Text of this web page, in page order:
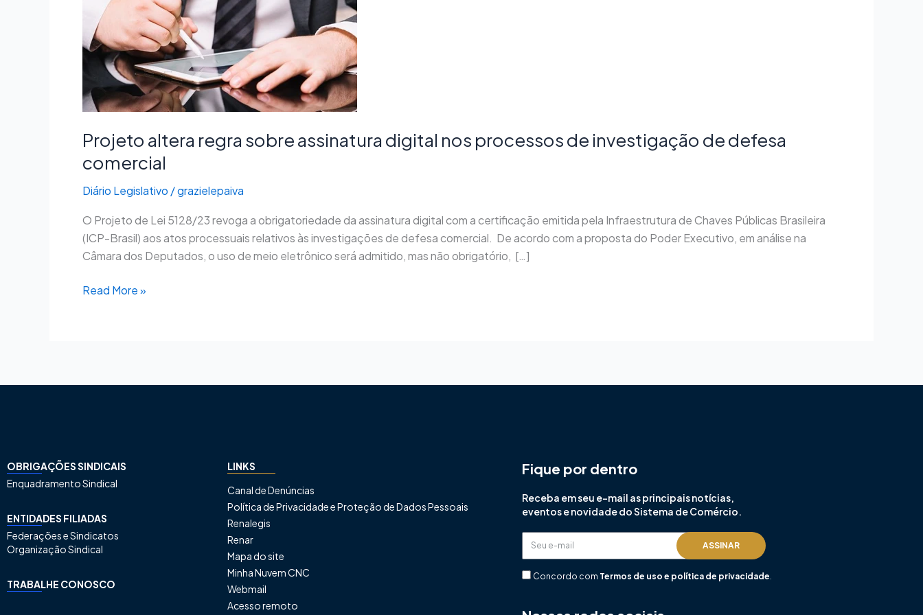
Projeto altera regra sobre assinatura digital nos processos de investigação de defesa
comercial
Diário Legislativo /grazielepaiva
O Projeto de Lei 5128/23 revoga a obrigatoriedade da assinatura digital com a certificação emitida pela Infraestrutura de Chaves Públicas Brasileira
(ICP-Brasil) aos atos processuais relativos às investigações de defesa comercial. De acordo com a proposta do Poder Executivo, em análise na
Câmara dos Deputados, o uso de meio eletrônico será admitido, mas não obrigatório, […]
digital
nos
processos
investigação
de
comercial
Read More »
OBRIGAÇÕES SINDICAIS
Enquadramento Sindical
ENTIDADES FILIADAS
Federações e Sindicatos
Organização Sindical
TRABALHE CONOSCO
LINKS
Canal de Denúncias
Política de Privacidade e Proteção de Dados Pessoais
Renalegis
Renar
Mapa do site
Minha Nuvem CNC
Webmail
Acesso remoto
Fique por dentro
Receba em seu e-mail as principais notícias,
eventos e novidade do Sistema de Comércio.
Seu
e-
mail
ASSINAR
Concordo com Termos de uso e política de privacidade